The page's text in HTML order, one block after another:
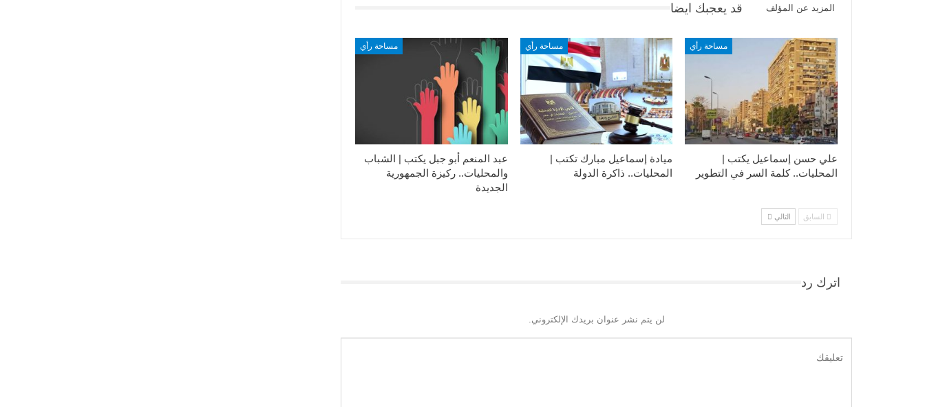
قد يعجبك ايضا المزيد عن المؤلف
مساحة رأي
عبد المنعم أبو جبل يكتب | الشباب
والمحليات.. ركيزة الجمهورية
الجديدة
مساحة رأي
ميادة إسماعيل مبارك تكتب |
المحليات.. ذاكرة الدولة
مساحة رأي
علي حسن إسماعيل يكتب |
المحليات.. كلمة السر في التطوير​
السابق التالي
اترك رد
لن يتم نشر عنوان بريدك الإلكتروني.